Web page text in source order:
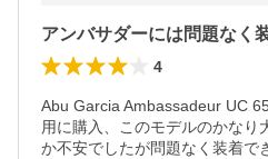
アンバサダーには問題なく
4
Abu Garcia Ambassadeur UC
用に購入、このモデルのかなり
か不安でしたが問題なく装着で